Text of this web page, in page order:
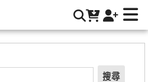
普台灣原廠購物網
搜尋